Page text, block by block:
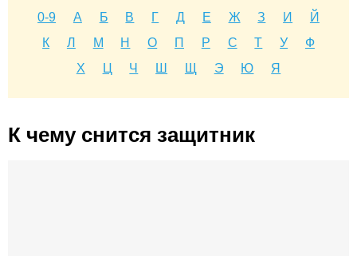
0-9 А Б В Г Д Е Ж З И
Й
К
Л М Н О П Р С Т У
Ф
Х
Ц Ч Ш Щ Э Ю Я
К чему снится защитник